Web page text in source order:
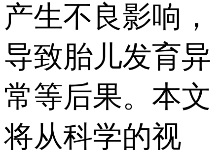
产生不良影响，
导致胎儿发育异
常等后果。本文
将从科学的视